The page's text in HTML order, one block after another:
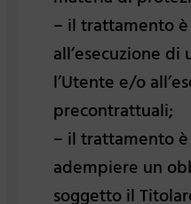
– il trattamento
all’esecuzione
l’Utente e/o
precontrattuali;
– il trattamento
adempiere un
soggetto il